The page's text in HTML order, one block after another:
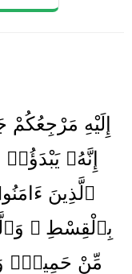
إِلَيْهِ
إِنَّهُۥ
ٱلَّذِينَ
بِٱلْقِسْطِ
مِّنْ حَمِيمٍۢ